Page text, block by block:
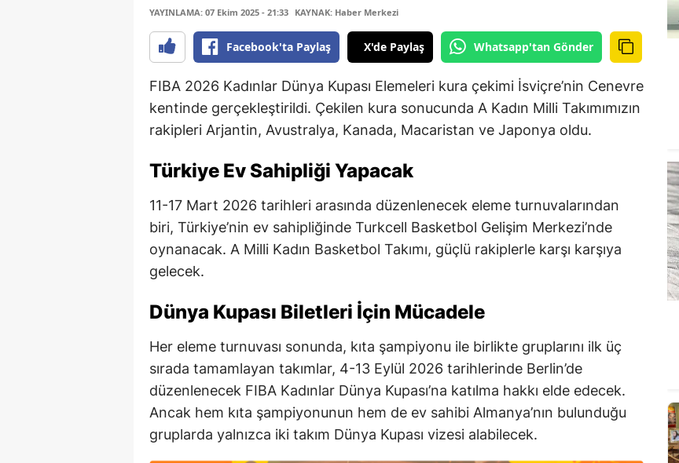
YAYINLAMA: 07 Ekim 2025 - 21:33 KAYNAK: Haber Merkezi
Facebook'ta Paylaş X'de Paylaş Whatsapp'tan Gönder
FIBA 2026 Kadınlar Dünya Kupası Elemeleri kura çekimi İsviçre’nin Cenevre
kentinde gerçekleştirildi. Çekilen kura sonucunda A Kadın Milli Takımımızın
rakipleri Arjantin, Avustralya, Kanada, Macaristan ve Japonya oldu.
Türkiye Ev Sahipliği Yapacak
11-17 Mart 2026 tarihleri arasında düzenlenecek eleme turnuvalarından
biri, Türkiye’nin ev sahipliğinde Turkcell Basketbol Gelişim Merkezi’nde
oynanacak. A Milli Kadın Basketbol Takımı, güçlü rakiplerle karşı karşıya
gelecek.
Dünya Kupası Biletleri İçin Mücadele
Her eleme turnuvası sonunda, kıta şampiyonu ile birlikte gruplarını ilk üç
sırada tamamlayan takımlar, 4-13 Eylül 2026 tarihlerinde Berlin’de
düzenlenecek FIBA Kadınlar Dünya Kupası’na katılma hakkı elde edecek.
Ancak hem kıta şampiyonunun hem de ev sahibi Almanya’nın bulunduğu
gruplarda yalnızca iki takım Dünya Kupası vizesi alabilecek.